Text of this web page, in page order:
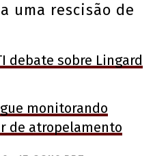
uma rescisão de
debate sobre Lingard
monitorando
de atropelamento